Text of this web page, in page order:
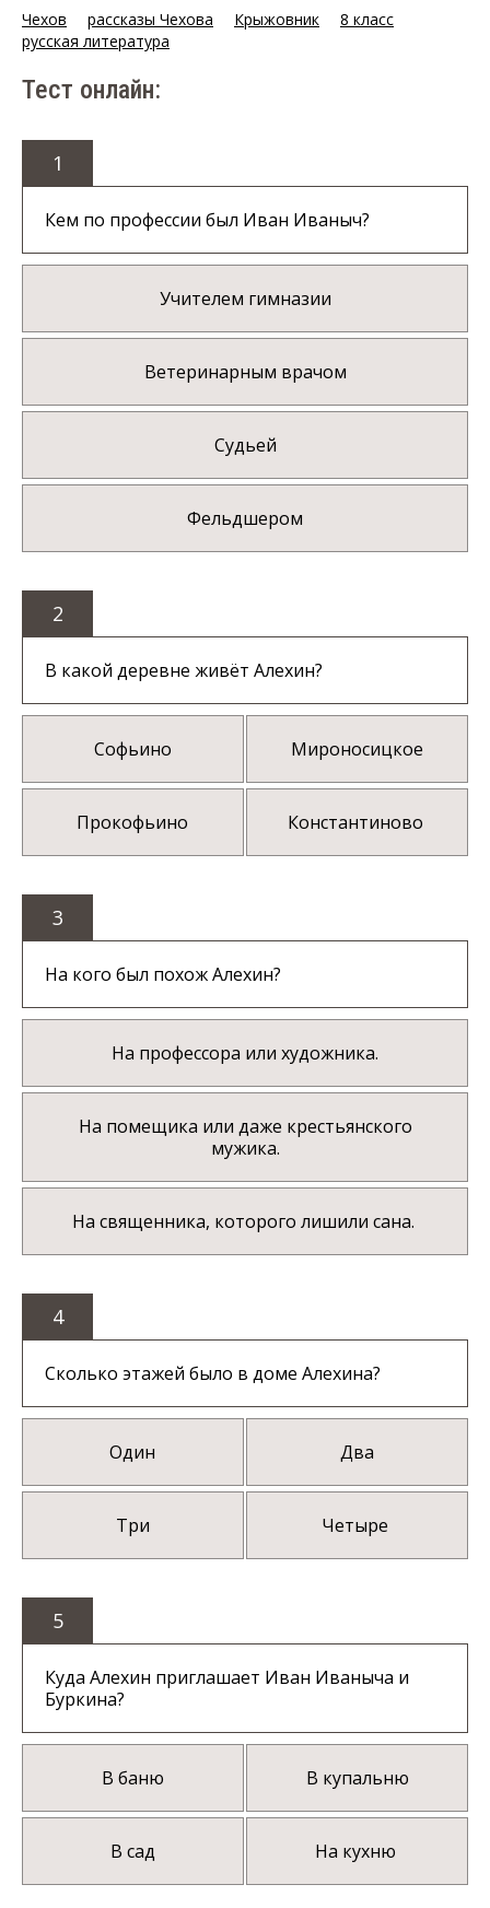
Чехов рассказы Чехова Крыжовник
8 класс
русская литература
Тест онлайн:
1
Кем по профессии был Иван Иваныч?
Учителем гимназии
Ветеринарным врачом
Судьей
Фельдшером
2
В какой деревне живёт Алехин?
Софьино Мироносицкое
Прокофьино Константиново
3
На кого был похож Алехин?
На профессора или художника.
На помещика или даже крестьянского
мужика.
На священника, которого лишили сана.
4
Сколько этажей было в доме Алехина?
Один Два
Три Четыре
5
Куда Алехин приглашает Иван Иваныча и
Буркина?
В баню В купальню
В сад На кухню